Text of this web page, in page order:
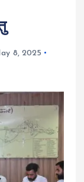
8, 2025